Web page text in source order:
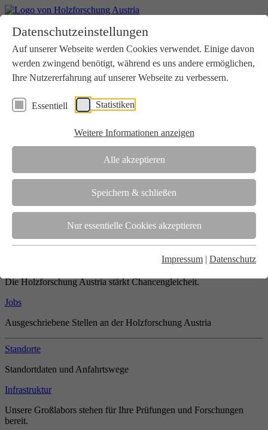
Datenschutzeinstellungen
Auf unserer Webseite werden Cookies verwendet. Einige davon
werden zwingend benötigt, während es uns andere ermöglichen,
Ihre Nutzererfahrung auf unserer Webseite zu verbessern.
Essentiell Statistiken
Weitere Informationen anzeigen
Alle akzeptieren
Speichern & schließen
Nur essentielle Cookies akzeptieren
Impressum | Datenschutz
Aktuelles
Downloads
Kontakt
Login
Verein
Wir unterstützen die Interessen der Holzbranche in enger
Zusammenarbeit mit Wissenschaft und Wirtschaft.
Die Holzforschung Austria ist akkreditierte Prüf-, Inspektions- und
Team
Unsere gesamte Kompetenz ist in unseren Mitarbeiter:innen
gebündelt
Die Holzforschung Austria stärkt Chancengleicheit.
Jobs
Ausgeschriebene Stellen an der Holzforschung Austria
Standorte
Standortdaten und Anfahrtswege
Infrastruktur
Unsere Großlabors stehen für Ihre Prüfungen und Forschungen
bereit.